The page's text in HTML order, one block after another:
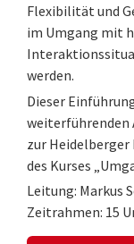
Flexibilität und
im Umgang mit
werden.
Dieser
weiterführenden
zur
des Kurses
Leitung: Markus
Zeitrahmen: 15